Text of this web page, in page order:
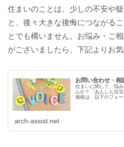
住まいのことは、少しの不安や
と、後々大きな後悔につながる
とでも構いません。お悩み・ご
がございましたら、下記よりお
お問い合わせ・相
住まいに関して、悩
んか？「あんしん住
連絡は、以下のフォ
arch-assist.net